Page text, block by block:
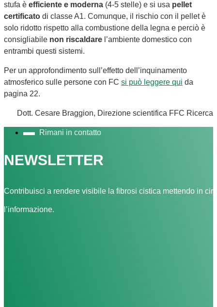
stufa è efficiente e moderna (4-5 stelle) e si usa pellet
certificato di classe A1. Comunque, il rischio con il pellet è
solo ridotto rispetto alla combustione della legna e perciò è
consigliabile non riscaldare l’ambiente domestico con
entrambi questi sistemi.
Per un approfondimento sull’effetto dell’inquinamento
atmosferico sulle persone con FC si può leggere qui da
pagina 22.
Dott. Cesare Braggion, Direzione scientifica FFC Ricerca
Rimani in contatto
NEWSLETTER
Contribuisci a rendere visibile la fibrosi cistica mettendo in
l’informazione.